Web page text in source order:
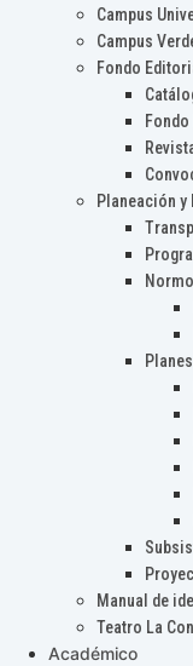
Campus
Campus
Fondo
Planeación
Manual de
Teatro La
Académico